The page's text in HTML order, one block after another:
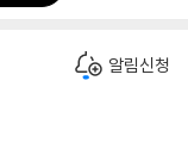
알림신청